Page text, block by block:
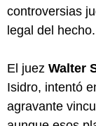
controversias
legal del hecho.
El juez Walter
Isidro, intentó
agravante